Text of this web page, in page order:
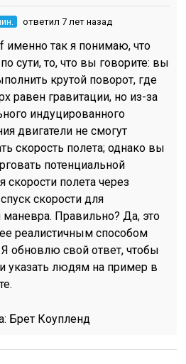
ответил 7 лет назад
именно так я понимаю, что
сути, то, что вы говорите: вы
крутой поворот, где
равен гравитации, но из-за
индуцированного
двигатели не смогут
скорость полета; однако вы
потенциальной
скорости полета через
скорости для
Правильно? Да, это
реалистичным способом
Я обновлю свой ответ, чтобы
указать людям на пример в
Брет Коупленд